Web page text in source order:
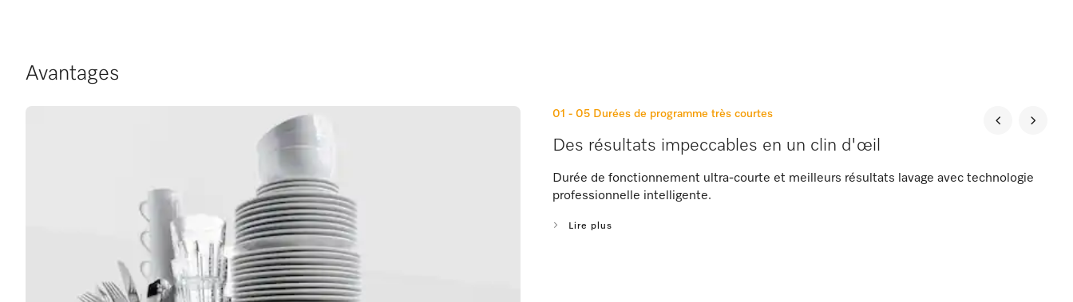
Avantages
01 - 05 Durées de programme très courtes
Des résultats impeccables en un clin d'œil
Durée de fonctionnement ultra-courte et meilleurs résultats lavage avec technologie
professionnelle intelligente.
Lire plus